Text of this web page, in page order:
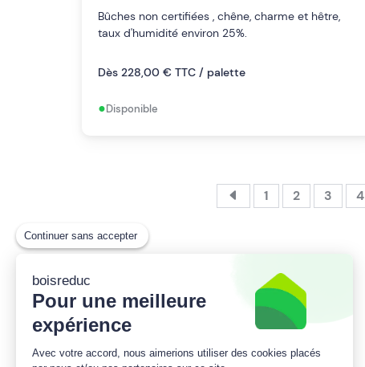
Continuer sans accepter
boisreduc
Pour une meilleure
expérience
Avec votre accord, nous aimerions utiliser des cookies placés
Bûches non certifiées , chêne, charme et hêtre,
taux d'humidité environ 25%.
Dès 228,00 € TTC / palette
•Disponible
1 2 3 4
Partout en France, un large choix de bois
de chauffage de qualité livré par des